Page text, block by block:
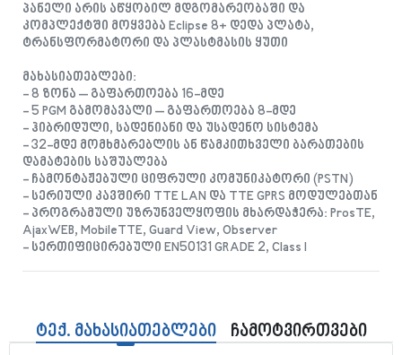
პანელი არის აწყობილ მდგომარეობაში და
კომპლექტში მოყვება Eclipse 8+ დედა პლატა,
ტრანსფორმატორი და პლასტმასის ყუთი
მახასიათებლები:
- 8 ზონა – გაფართოება 16-მდე
- 5 PGM გამომავალი – გაფართოება 8-მდე
- ჰიბრიდული, სადენიანი და უსადენო სისტემა
- 32-მდე მომხმარებლის ან წამკითხველი ბარათების
დამატების საშუალება
- ჩამონტაჟებული ციფრული კომუნიკატორი (PSTN)
- სერიული კავშირი TTE LAN და TTE GPRS მოდულებთან
- პროგრამული უზრუნველყოფის მხარდაჭერა: ProsTE,
AjaxWEB, MobileTTE, Guard View, Observer
- სერთიფიცირებული EN50131 GRADE 2, Class I
ტექ. მახასიათებლები ჩამოტვირთვები